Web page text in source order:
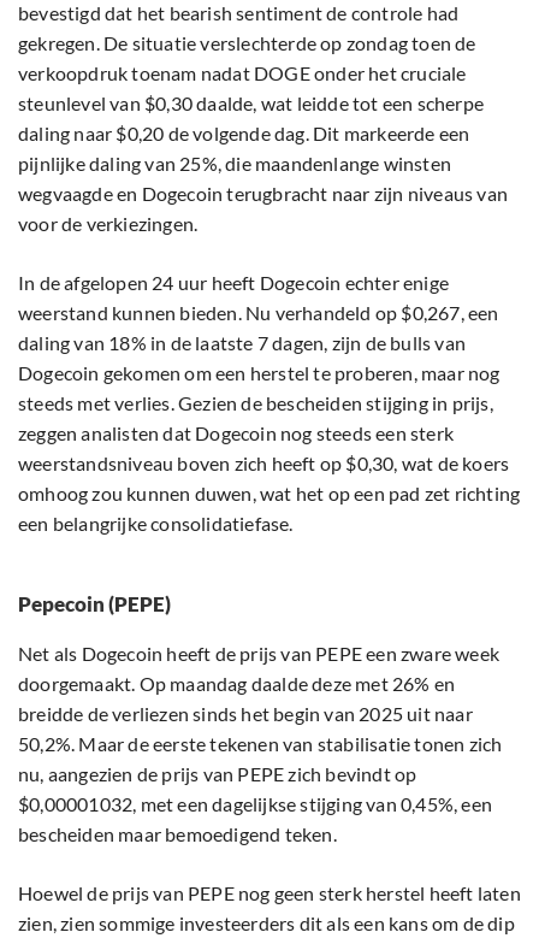
bevestigd dat het bearish sentiment de controle had
gekregen. De situatie verslechterde op zondag toen de
verkoopdruk toenam nadat DOGE onder het cruciale
steunlevel van $0,30 daalde, wat leidde tot een scherpe
daling naar $0,20 de volgende dag. Dit markeerde een
pijnlijke daling van 25%, die maandenlange winsten
wegvaagde en Dogecoin terugbracht naar zijn niveaus van
voor de verkiezingen.
In de afgelopen 24 uur heeft Dogecoin echter enige
weerstand kunnen bieden. Nu verhandeld op $0,267, een
daling van 18% in de laatste 7 dagen, zijn de bulls van
Dogecoin gekomen om een herstel te proberen, maar nog
steeds met verlies. Gezien de bescheiden stijging in prijs,
zeggen analisten dat Dogecoin nog steeds een sterk
weerstandsniveau boven zich heeft op $0,30, wat de koers
omhoog zou kunnen duwen, wat het op een pad zet richting
een belangrijke consolidatiefase.
Pepecoin (PEPE)
Net als Dogecoin heeft de prijs van PEPE een zware week
doorgemaakt. Op maandag daalde deze met 26% en
breidde de verliezen sinds het begin van 2025 uit naar
50,2%. Maar de eerste tekenen van stabilisatie tonen zich
nu, aangezien de prijs van PEPE zich bevindt op
$0,00001032, met een dagelijkse stijging van 0,45%, een
bescheiden maar bemoedigend teken.
Hoewel de prijs van PEPE nog geen sterk herstel heeft laten
zien, zien sommige investeerders dit als een kans om de dip